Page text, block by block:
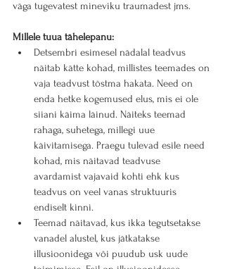
väga tugevatest mineviku traumadest jms.
Millele tuua tähelepanu:
Detsembri esimesel nädalal teadvus
näitab kätte kohad, millistes teemades on
vaja teadvust tõstma hakata. Need on
enda hetke kogemused elus, mis ei ole
siiani käima läinud. Näiteks teemad
rahaga, suhetega, millegi uue
käivitamisega. Praegu tulevad esile need
kohad, mis näitavad teadvuse
avardamist vajavaid kohti ehk kus
teadvus on veel vanas struktuuris
endiselt kinni.
Teemad näitavad, kus ikka tegutsetakse
vanadel alustel, kus jätkatakse
illusioonidega või puudub usk uude